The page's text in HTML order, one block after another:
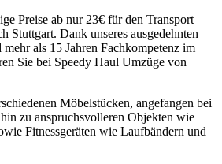
Preise ab nur 23€ für den Transport
Stuttgart. Dank unseres ausgedehnten
mehr als 15 Jahren Fachkompetenz im
Sie bei Speedy Haul Umzüge von
Möbelstücken, angefangen bei
zu anspruchsvolleren Objekten wie
Fitnessgeräten wie Laufbändern und